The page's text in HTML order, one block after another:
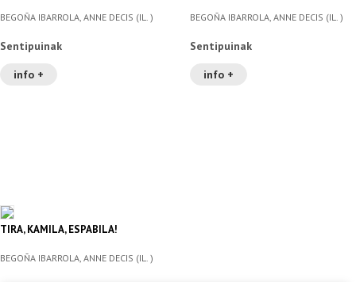
BEGOÑA IBARROLA, ANNE DECIS (IL. )
Sentipuinak
info +
BEGOÑA IBARROLA, ANNE DECIS (IL. )
Sentipuinak
info +
TIRA, KAMILA, ESPABILA!
BEGOÑA IBARROLA, ANNE DECIS (IL. )